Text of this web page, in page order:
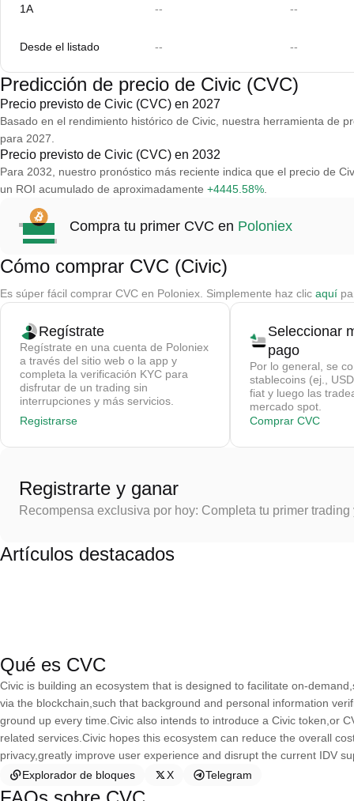
1A -- --
Desde el listado -- --
Predicción de precio de Civic (CVC)
Precio previsto de Civic (CVC) en 2027
Basado en el rendimiento histórico de Civic, nuestra herramienta de
para 2027.
Precio previsto de Civic (CVC) en 2032
Para 2032, nuestro pronóstico más reciente indica que el precio de
un ROI acumulado de aproximadamente +4445.58%
Compra tu primer CVC en Poloniex
Cómo comprar CVC (Civic)
Es súper fácil comprar CVC en Poloniex. Simplemente haz clic aquí
Regístrate
Regístrate en una cuenta de Poloniex
a través del sitio web o la app y
completa la verificación KYC para
disfrutar de un trading sin
interrupciones y más servicios.
Registrarse
Seleccionar
pago
Por lo general, se
stablecoins (ej.,
fiat y luego las
mercado spot.
Comprar CVC
Registrarte y ganar
Recompensa exclusiva por hoy: Completa tu primer
Artículos destacados
Qué es CVC
Civic is building an ecosystem that is designed to facilitate on-
via the blockchain,such that background and personal information
ground up every time.Civic also intends to introduce a Civic token,or
related services.Civic hopes this ecosystem can reduce the overall
privacy,greatly improve user experience and disrupt the current IDV
Explorador de bloques
X Telegram